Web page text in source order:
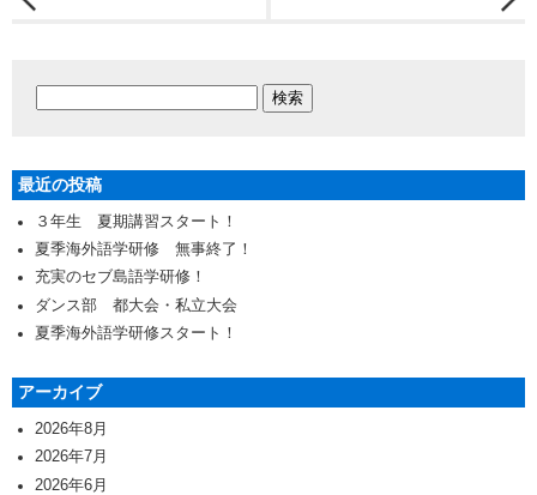
最近の投稿
３年生 夏期講習スタート！
夏季海外語学研修 無事終了！
充実のセブ島語学研修！
ダンス部 都大会・私立大会
夏季海外語学研修スタート！
アーカイブ
2026年8月
2026年7月
2026年6月